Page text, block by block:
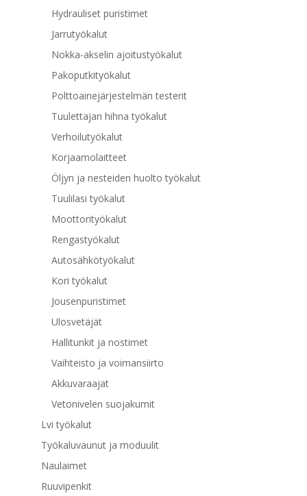
Hydrauliset puristimet
Jarrutyökalut
Nokka-akselin ajoitustyökalut
Pakoputkityökalut
Polttoainejärjestelmän testerit
Tuulettajan hihna työkalut
Verhoilutyökalut
Korjaamolaitteet
Öljyn ja nesteiden huolto työkalut
Tuulilasi työkalut
Moottorityökalut
Rengastyökalut
Autosähkötyökalut
Kori työkalut
Jousenpuristimet
Ulosvetäjät
Hallitunkit ja nostimet
Vaihteisto ja voimansiirto
Akkuvaraajat
Vetonivelen suojakumit
Lvi työkalut
Työkaluvaunut ja moduulit
Naulaimet
Ruuvipenkit